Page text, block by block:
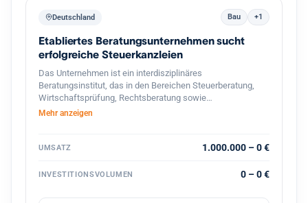
Deutschland Bau +1
Etabliertes Beratungsunternehmen sucht
erfolgreiche Steuerkanzleien
Das Unternehmen ist ein interdisziplinäres
Beratungsinstitut, das in den Bereichen Steuerberatung,
Wirtschaftsprüfung, Rechtsberatung sowie
betriebswirtschaftliche Unternehmensberatung tätig ist. Es
sowie an Privatpersonen mit komplexen steuer‑ und
von rund 1 500 Mitarbeitern und einem Netzwerk von
das Haus seinen Kunden eine flächendeckende,
Mehr anzeigen
UMSATZ 1.000.000 – 0 €
INVESTITIONSVOLUMEN 0 – 0 €